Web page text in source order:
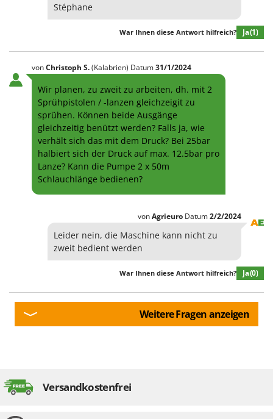
Stéphane
War Ihnen diese Antwort hilfreich? Ja(1)
vonChristoph S.(Kalabrien) Datum31/1/2024
Wir planen, zu zweit zu arbeiten, dh. mit 2
Sprühpistolen / -lanzen gleichzeigit zu
sprühen. Können beide Ausgänge
gleichzeitig benützt werden? Falls ja, wie
verhält sich das mit dem Druck? Bei 25bar
halbiert sich der Druck auf max. 12.5bar pro
Lanze? Kann die Pumpe 2 x 50m
Schlauchlänge bedienen?
vonAgrieuro Datum2/2/2024
Leider nein, die Maschine kann nicht zu
zweit bedient werden
War Ihnen diese Antwort hilfreich? Ja(0)
Weitere Fragen anzeigen
Versandkostenfrei